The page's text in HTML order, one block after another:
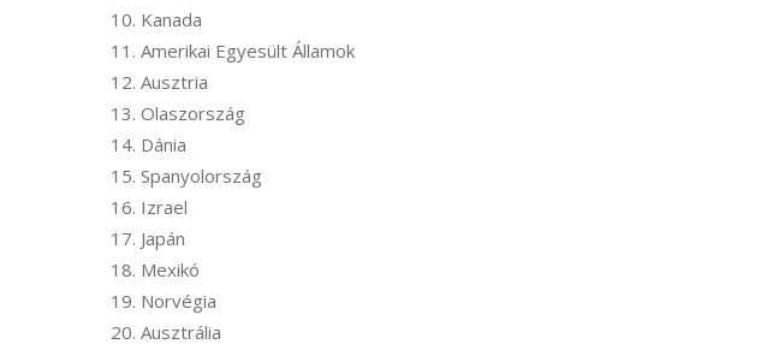
Kanada
Amerikai Egyesült Államok
Ausztria
Olaszország
Dánia
Spanyolország
Izrael
Japán
Mexikó
Norvégia
Ausztrália